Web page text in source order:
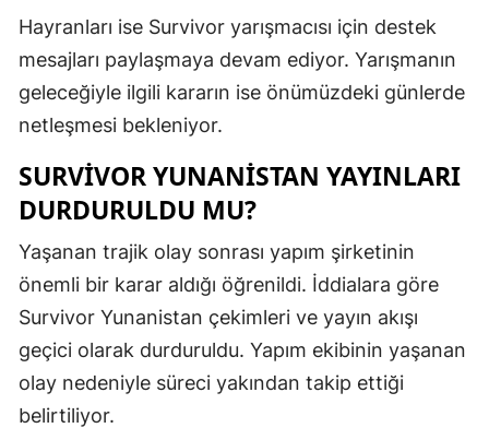
Batman
Şırnak
Bartın
Yalova
Karabük
Kilis
Osmaniye
Hayranları ise Survivor yarışmacısı için destek
mesajları paylaşmaya devam ediyor. Yarışmanın
geleceğiyle ilgili kararın ise önümüzdeki günlerde
netleşmesi bekleniyor.
SURVIVOR YUNANISTAN YAYINLARI
DURDURULDU MU?
Yaşanan trajik olay sonrası yapım şirketinin
önemli bir karar aldığı öğrenildi. İddialara göre
Survivor Yunanistan çekimleri ve yayın akışı
geçici olarak durduruldu. Yapım ekibinin yaşanan
olay nedeniyle süreci yakından takip ettiği
belirtiliyor.